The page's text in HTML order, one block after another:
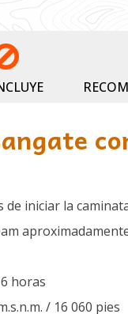
iniciar la
horas
/ 16 060 pies